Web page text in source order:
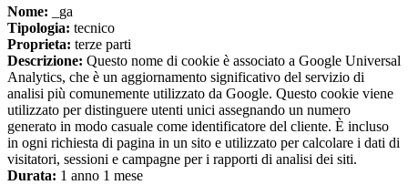
Nome: _ga
Tipologia: tecnico
Proprieta: terze parti
Descrizione: Questo nome di cookie è associato a Google Universal
Analytics, che è un aggiornamento significativo del servizio di
analisi più comunemente utilizzato da Google. Questo cookie viene
utilizzato per distinguere utenti unici assegnando un numero
generato in modo casuale come identificatore del cliente. È incluso
in ogni richiesta di pagina in un sito e utilizzato per calcolare i dati di
visitatori, sessioni e campagne per i rapporti di analisi dei siti.
Durata: 1 anno 1 mese